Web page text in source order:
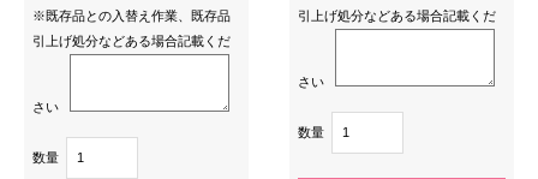
※既存品との入替え作業、既存品
引上げ処分などある場合記載くだ
さい
数量
引上げ処分などある場合記載くだ
さい
数量